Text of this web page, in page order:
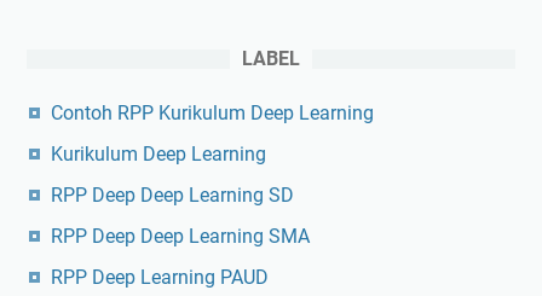
LABEL
Contoh RPP Kurikulum Deep Learning
Kurikulum Deep Learning
RPP Deep Deep Learning SD
RPP Deep Deep Learning SMA
RPP Deep Learning PAUD